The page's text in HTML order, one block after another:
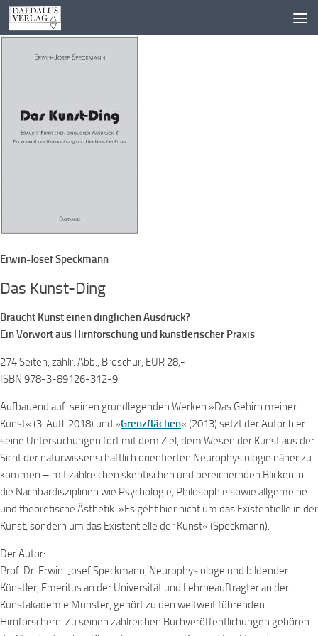
Zum Inhalt springen
Erwin-Josef Speckmann
Das Kunst-Ding
Braucht Kunst einen dinglichen Ausdruck?
Ein Vorwort aus Hirnforschung und künstlerischer Praxis
274 Seiten, zahlr. Abb., Broschur, EUR 28,-
ISBN 978-3-89126-312-9
Aufbauend auf seinen grundlegenden Werken »Das Gehirn meiner
Kunst« (3. Aufl. 2018) und »Grenzflächen« (2013) setzt der Autor hier
seine Untersuchungen fort mit dem Ziel, dem Wesen der Kunst aus der
Sicht der naturwissenschaftlich orientierten Neurophysiologie näher zu
kommen – mit zahlreichen skeptischen und bereichernden Blicken in
die Nachbardisziplinen wie Psychologie, Philosophie sowie allgemeine
und theoretische Ästhetik. »Es geht hier nicht um das Existentielle in der
Kunst, sondern um das Existentielle der Kunst« (Speckmann).
Der Autor:
Prof. Dr. Erwin-Josef Speckmann, Neurophysiologe und bildender
Künstler, Emeritus an der Universität und Lehrbeauftragter an der
Kunstakademie Münster, gehört zu den weltweit führenden
Hirnforschern. Zu seinen zahlreichen Buchveröffentlichungen gehören